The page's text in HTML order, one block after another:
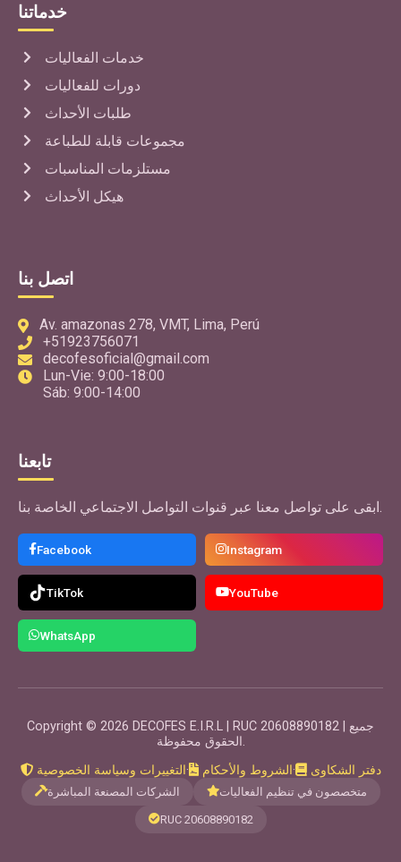
خدماتنا
خدمات الفعاليات
دورات للفعاليات
طلبات الأحداث
مجموعات قابلة للطباعة
مستلزمات المناسبات
هيكل الأحداث
اتصل بنا
Av. amazonas 278, VMT, Lima, Perú
+51923756071
decofesoficial@gmail.com
Lun-Vie: 9:00-18:00
Sáb: 9:00-14:00
تابعنا
ابقى على تواصل معنا عبر قنوات التواصل الاجتماعي الخاصة بنا.
Facebook Instagram
TikTok YouTube
WhatsApp
Copyright © 2026 DECOFES E.I.R.L | RUC 20608890182 | جميع
الحقوق محفوظة.
التغييرات وسياسة الخصوصية· الشروط والأحكام· دفتر الشكاوى
الشركات المصنعة المباشرة متخصصون في تنظيم الفعاليات
RUC 20608890182